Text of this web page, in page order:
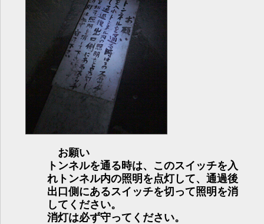
お願い
トンネルを通る時は、このスイッチを入
れトンネル内の照明を点灯して、通過後
出口側にあるスイッチを切って照明を消
してください。
消灯は必ず守ってください。